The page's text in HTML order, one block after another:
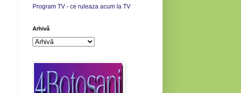
Program TV - ce ruleaza acum la TV
Arhivă